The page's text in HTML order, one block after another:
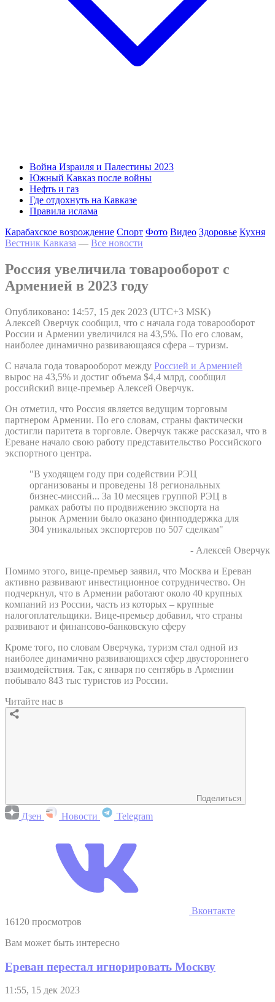
Война Израиля и Палестины 2023
Южный Кавказ после войны
Нефть и газ
Где отдохнуть на Кавказе
Правила ислама
Карабахское возрождение Спорт Фото Видео Здоровье Кухня
Вестник Кавказа — Все новости
Россия увеличила товарооборот с
Арменией в 2023 году
Опубликовано: 14:57, 15 дек 2023 (UTC+3 MSK)
Алексей Оверчук сообщил, что с начала года товарооборот
России и Армении увеличился на 43,5%. По его словам,
наиболее динамично развивающаяся сфера – туризм.
С начала года товарооборот между Россией и Арменией
вырос на 43,5% и достиг объема $4,4 млрд, сообщил
российский вице-премьер Алексей Оверчук.
Он отметил, что Россия является ведущим торговым
партнером Армении. По его словам, страны фактически
достигли паритета в торговле. Оверчук также рассказал, что в
Ереване начало свою работу представительство Российского
экспортного центра.
"В уходящем году при содействии РЭЦ
организованы и проведены 18 региональных
бизнес-миссий... За 10 месяцев группой РЭЦ в
рамках работы по продвижению экспорта на
рынок Армении было оказано финподдержка для
304 уникальных экспортеров по 507 сделкам"
- Алексей Оверчук
Помимо этого, вице-премьер заявил, что Москва и Ереван
активно развивают инвестиционное сотрудничество. Он
подчеркнул, что в Армении работают около 40 крупных
компаний из России, часть из которых – крупные
налогоплательщики. Вице-премьер добавил, что страны
развивают и финансово-банковскую сферу
Кроме того, по словам Оверчука, туризм стал одной из
наиболее динамично развивающихся сфер двустороннего
взаимодействия. Так, с января по сентябрь в Армении
побывало 843 тыс туристов из России.
Читайте нас в
Поделиться
Дзен Новости Telegram
Вконтакте
16120 просмотров
Вам может быть интересно
Ереван перестал игнорировать Москву
11:55, 15 дек 2023